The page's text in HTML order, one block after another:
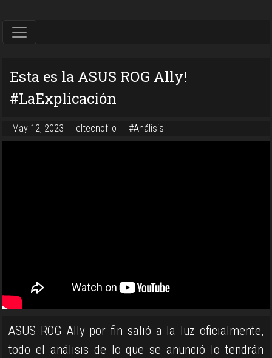
Esta es la ASUS ROG Ally!
#LaExplicación
May 12, 2023 eltecnofilo #Análisis
ASUS ROG Ally por fin salió a la luz oficialmente,
todo el análisis de lo que se anunció lo tendrán